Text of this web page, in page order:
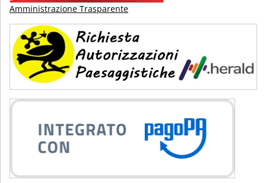
Amministrazione Trasparente